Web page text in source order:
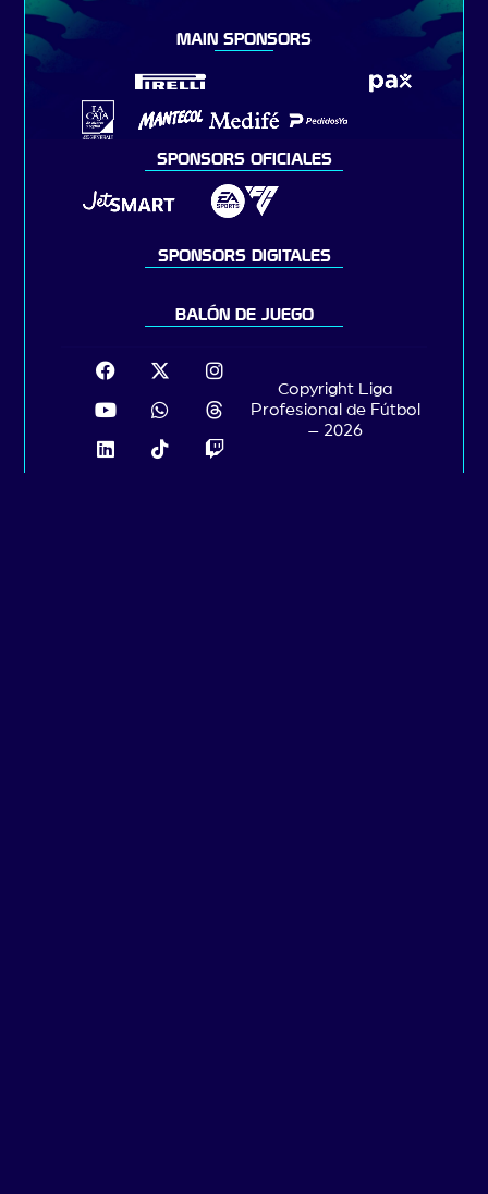
MAIN SPONSORS
SPONSORS OFICIALES
SPONSORS DIGITALES
BALÓN DE JUEGO
Copyright Liga
Profesional de Fútbol
– 2026